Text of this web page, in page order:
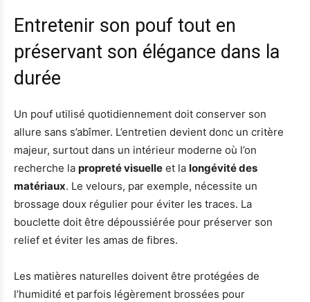
Entretenir son pouf tout en
préservant son élégance dans la
durée
Un pouf utilisé quotidiennement doit conserver son
allure sans s’abîmer. L’entretien devient donc un critère
majeur, surtout dans un intérieur moderne où l’on
recherche la propreté visuelle et la longévité des
matériaux. Le velours, par exemple, nécessite un
brossage doux régulier pour éviter les traces. La
bouclette doit être dépoussiérée pour préserver son
relief et éviter les amas de fibres.
Les matières naturelles doivent être protégées de
l’humidité et parfois légèrement brossées pour